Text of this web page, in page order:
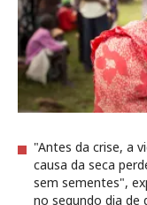
"Antes da crise, a
causa da seca
sem sementes",
no segundo dia de